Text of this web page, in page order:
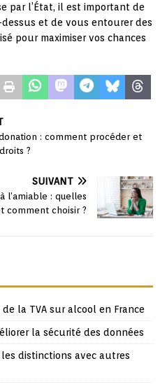
par l’État, il est important de
et de vous entourer des
pour maximiser vos chances
: comment procéder et
?
SUIVANT
l’amiable : quelles
comment choisir ?
la TVA sur alcool en France
la sécurité des données
distinctions avec autres